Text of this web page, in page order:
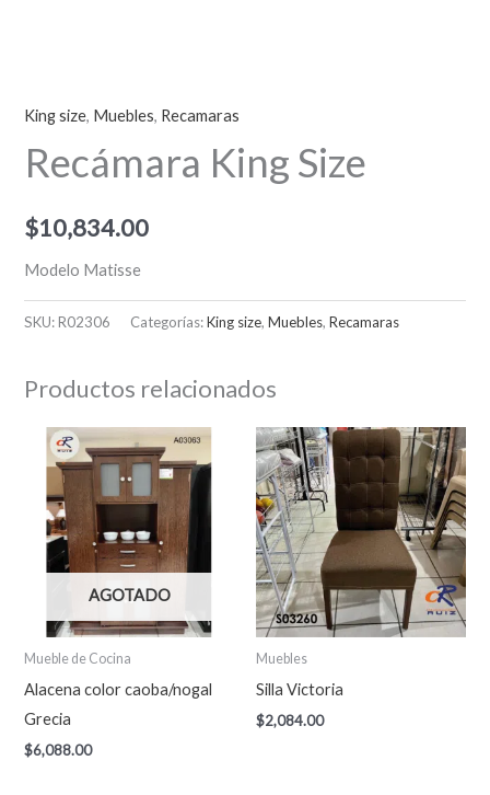
King size, Muebles, Recamaras
Recámara King Size
$10,834.00
Modelo Matisse
SKU:R02306 Categorías:King size,Muebles,Recamaras
Productos relacionados
AGOTADO
Mueble de Cocina
Alacena color caoba/nogal
Grecia
$6,088.00
Muebles
Silla Victoria
$2,084.00